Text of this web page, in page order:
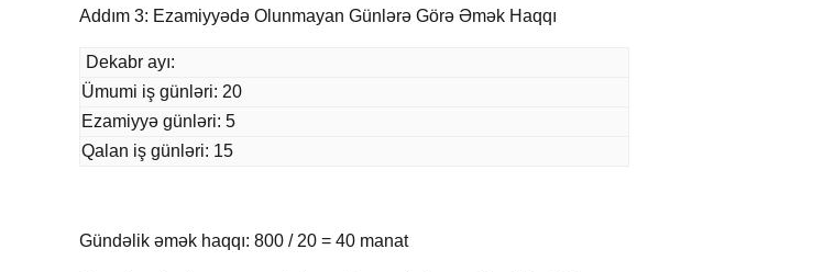
Addım 3: Ezamiyyədə Olunmayan Günlərə Görə Əmək Haqqı
Dekabr ayı:
Ümumi iş günləri: 20
Ezamiyyə günləri: 5
Qalan iş günləri: 15
Gündəlik əmək haqqı: 800 / 20 = 40 manat